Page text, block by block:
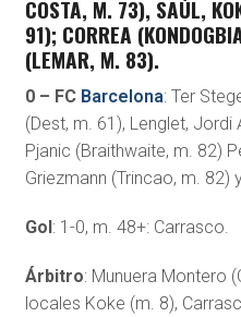
COSTA, M. 73), SAÚL,
91); CORREA
(LEMAR, M. 83).
0 – FC Barcelona: Ter
(Dest, m. 61), Lenglet, Jordi
Pjanic (Braithwaite, m. 82)
Griezmann (Trincao, m. 82)
Gol: 1-0, m. 48+: Carrasco.
Árbitro: Munuera Montero
locales Koke (m. 8),